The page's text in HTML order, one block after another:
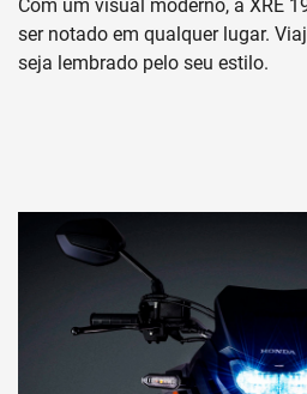
Com um visual moderno, a XRE
ser notado em qualquer lugar.
seja lembrado pelo seu estilo.